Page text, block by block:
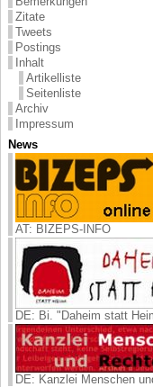
Zitate
Tweets
Postings
Inhalt
Artikelliste
Seitenliste
Archiv
Impressum
News
AT: BIZEPS-INFO
DE: Bi. "Daheim statt
DE: Kanzlei Menschen